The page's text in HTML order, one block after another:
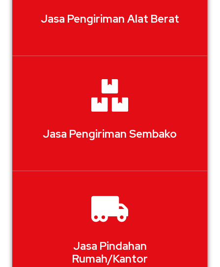
Jasa Pengiriman Alat Berat
Jasa Pengiriman Sembako
Jasa Pindahan
Rumah/Kantor